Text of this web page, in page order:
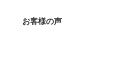
お客様の声